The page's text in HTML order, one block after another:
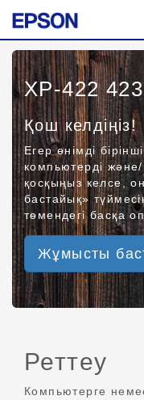
XP-422
Қош келдіңіз!
Егер өнімді
компьютерді
қосқыңыз келсе,
бастайық»
төмендегі басқа
Жұмысты
Реттеу
Компьютерге